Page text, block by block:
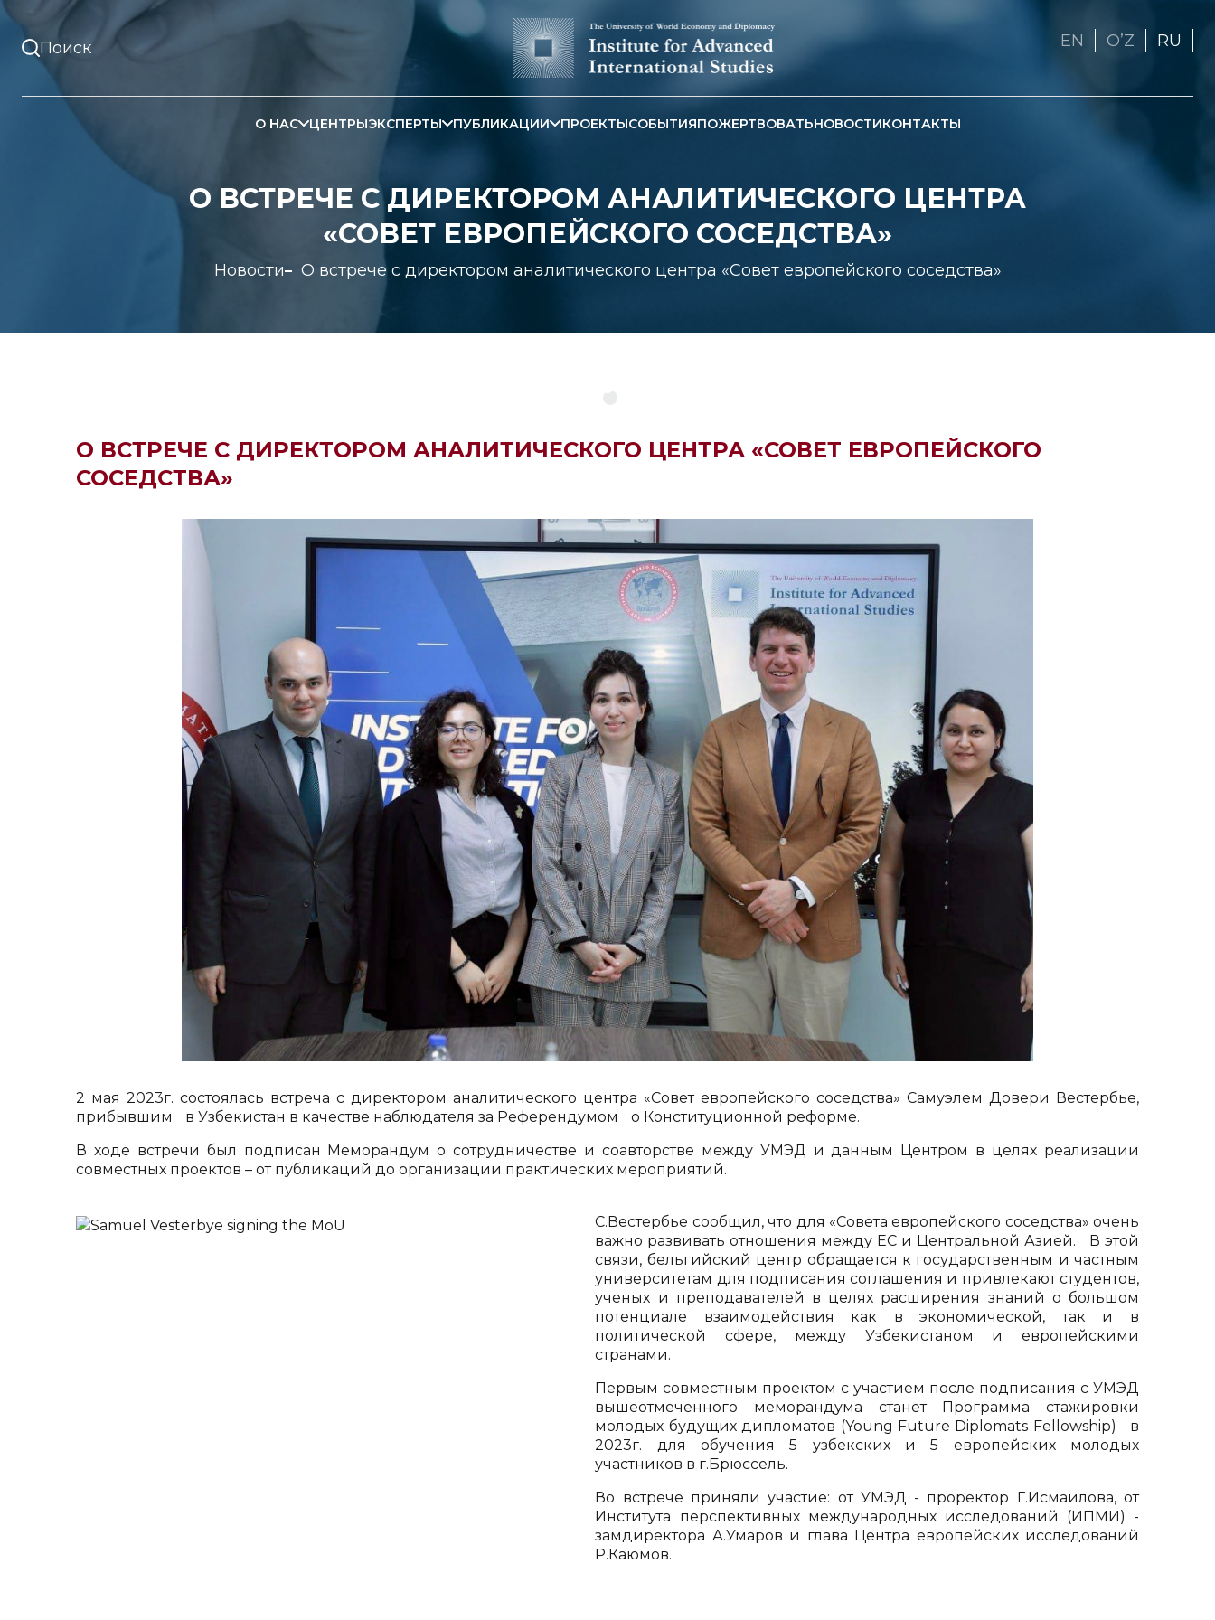
EN OʼZ RU
О НАС ЦЕНТРЫЭКСПЕРТЫ ПУБЛИКАЦИИ ПРОЕКТЫСОБЫТИЯПОЖЕРТВОВАТЬНОВОСТИКОНТАКТЫ
О ВСТРЕЧЕ С ДИРЕКТОРОМ АНАЛИТИЧЕСКОГО ЦЕНТРА
«СОВЕТ ЕВРОПЕЙСКОГО СОСЕДСТВА»
Новости О встрече с директором аналитического центра «Совет европейского соседства»
О ВСТРЕЧЕ С ДИРЕКТОРОМ АНАЛИТИЧЕСКОГО ЦЕНТРА «СОВЕТ ЕВРОПЕЙСКОГО
СОСЕДСТВА»
2 мая 2023г. состоялась встреча с директором аналитического центра «Совет европейского соседства» Самуэлем Довери Вестербье,
прибывшим в Узбекистан в качестве наблюдателя за Референдумом о Конституционной реформе.
В ходе встречи был подписан Меморандум о сотрудничестве и соавторстве между УМЭД и данным Центром в целях реализации
совместных проектов – от публикаций до организации практических мероприятий.
С.Вестербье сообщил, что для «Совета европейского соседства» очень
важно развивать отношения между ЕС и Центральной Азией. В этой
связи, бельгийский центр обращается к государственным и частным
университетам для подписания соглашения и привлекают студентов,
ученых и преподавателей в целях расширения знаний о большом
потенциале взаимодействия как в экономической, так и в
политической сфере, между Узбекистаном и европейскими
странами.
Первым совместным проектом с участием после подписания с УМЭД
вышеотмеченного меморандума станет Программа стажировки
молодых будущих дипломатов (Young Future Diplomats Fellowship) в
2023г. для обучения 5 узбекских и 5 европейских молодых
участников в г.Брюссель.
Во встрече приняли участие: от УМЭД - проректор Г.Исмаилова, от
Института перспективных международных исследований (ИПМИ) -
замдиректора А.Умаров и глава Центра европейских исследований
Р.Каюмов.